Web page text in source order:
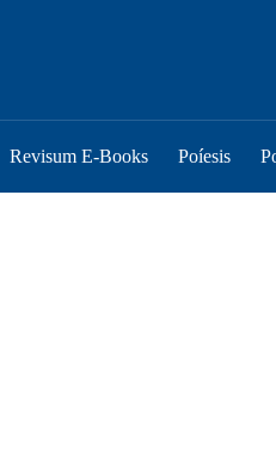
Revisum E-Books Poíesis